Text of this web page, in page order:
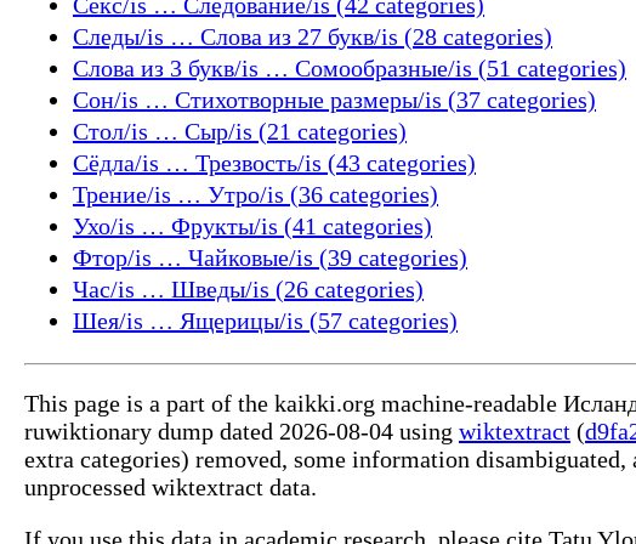
Следы/is … Слова из 27 букв/is (28 categories)
Слова из 3 букв/is … Сомообразные/is (51 categories)
Сон/is … Стихотворные размеры/is (37 categories)
Стол/is … Сыр/is (21 categories)
Сёдла/is … Трезвость/is (43 categories)
Трение/is … Утро/is (36 categories)
Ухо/is … Фрукты/is (41 categories)
Фтор/is … Чайковые/is (39 categories)
Час/is … Шведы/is (26 categories)
Шея/is … Ящерицы/is (57 categories)
This page is a part of the kaikki.org machine-readable
ruwiktionary dump dated 2026-08-04 using wiktextract (
extra categories) removed, some information
unprocessed wiktextract data.
If you use this data in academic research, please cite Tatu